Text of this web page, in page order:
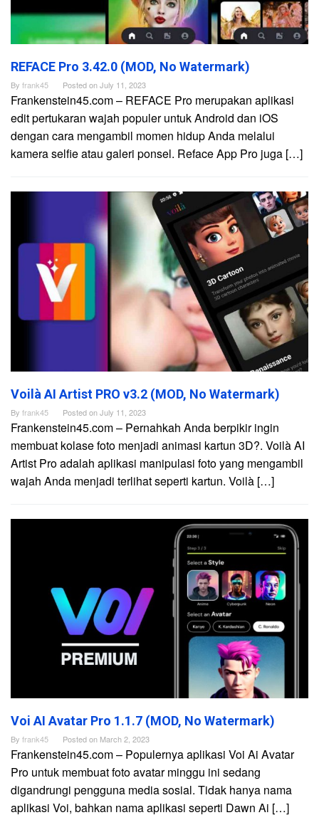
REFACE Pro 3.42.0 (MOD, No Watermark)
By frank45 Posted onJuly 11, 2023
Frankenstein45.com – REFACE Pro merupakan aplikasi
edit pertukaran wajah populer untuk Android dan iOS
dengan cara mengambil momen hidup Anda melalui
kamera selfie atau galeri ponsel. Reface App Pro juga […]
Voilà AI Artist PRO v3.2 (MOD, No Watermark)
By frank45 Posted onJuly 11, 2023
Frankenstein45.com – Pernahkah Anda berpikir ingin
membuat kolase foto menjadi animasi kartun 3D?. Voilà AI
Artist Pro adalah aplikasi manipulasi foto yang mengambil
wajah Anda menjadi terlihat seperti kartun. Voilà […]
Voi AI Avatar Pro 1.1.7 (MOD, No Watermark)
By frank45 Posted on March 2, 2023
Frankenstein45.com – Populernya aplikasi Voi Ai Avatar
Pro untuk membuat foto avatar minggu ini sedang
digandrungi pengguna media sosial. Tidak hanya nama
aplikasi Voi, bahkan nama aplikasi seperti Dawn Ai […]